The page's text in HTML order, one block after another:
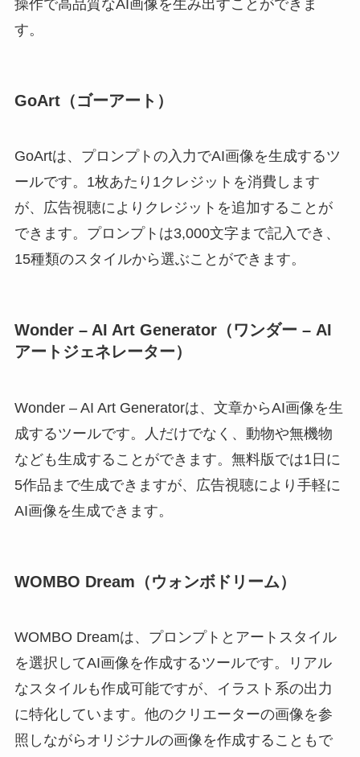
操作で高品質なAI画像を生み出すことができま
す。
GoArt（ゴーアート）
GoArtは、プロンプトの入力でAI画像を生成するツ
ールです。1枚あたり1クレジットを消費します
が、広告視聴によりクレジットを追加することが
できます。プロンプトは3,000文字まで記入でき、
15種類のスタイルから選ぶことができます。
Wonder – AI Art Generator（ワンダー – AI
アートジェネレーター）
Wonder – AI Art Generatorは、文章からAI画像を生
成するツールです。人だけでなく、動物や無機物
なども生成することができます。無料版では1日に
5作品まで生成できますが、広告視聴により手軽に
AI画像を生成できます。
WOMBO Dream（ウォンボドリーム）
WOMBO Dreamは、プロンプトとアートスタイル
を選択してAI画像を作成するツールです。リアル
なスタイルも作成可能ですが、イラスト系の出力
に特化しています。他のクリエーターの画像を参
照しながらオリジナルの画像を作成することもで